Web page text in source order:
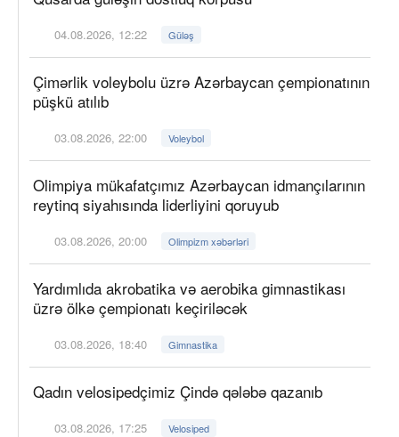
04.08.2026, 12:22 Güləş
Çimərlik voleybolu üzrə Azərbaycan çempionatının
püşkü atılıb
03.08.2026, 22:00 Voleybol
Olimpiya mükafatçımız Azərbaycan idmançılarının
reytinq siyahısında liderliyini qoruyub
03.08.2026, 20:00 Olimpizm xəbərləri
Yardımlıda akrobatika və aerobika gimnastikası
üzrə ölkə çempionatı keçiriləcək
03.08.2026, 18:40 Gimnastika
Qadın velosipedçimiz Çində qələbə qazanıb
03.08.2026, 17:25 Velosiped